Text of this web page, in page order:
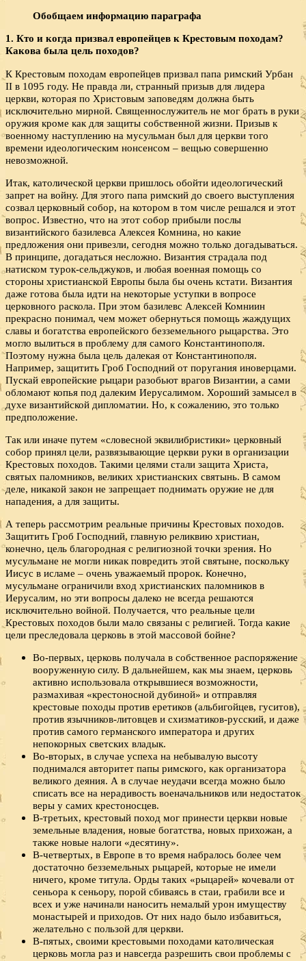
Обобщаем информацию параграфа
1. Кто и когда призвал европейцев к Крестовым походам?
Какова была цель походов?
К Крестовым походам европейцев призвал папа римский Урбан
II в 1095 году. Не правда ли, странный призыв для лидера
церкви, которая по Христовым заповедям должна быть
исключительно мирной. Священнослужитель не мог брать в руки
оружия кроме как для защиты собственной жизни. Призыв к
военному наступлению на мусульман был для церкви того
времени идеологическим нонсенсом – вещью совершенно
невозможной.
Итак, католической церкви пришлось обойти идеологический
запрет на войну. Для этого папа римский до своего выступления
созвал церковный собор, на котором в том числе решался и этот
вопрос. Известно, что на этот собор прибыли послы
византийского базилевса Алексея Комнина, но какие
предложения они привезли, сегодня можно только догадываться.
В принципе, догадаться несложно. Византия страдала под
натиском турок-сельджуков, и любая военная помощь со
стороны христианской Европы была бы очень кстати. Византия
даже готова была идти на некоторые уступки в вопросе
церковного раскола. При этом базилевс Алексей Комниин
прекрасно понимал, чем может обернуться помощь жаждущих
славы и богатства европейского безземельного рыцарства. Это
могло вылиться в проблему для самого Константинополя.
Поэтому нужна была цель далекая от Константинополя.
Например, защитить Гроб Господний от поругания иноверцами.
Пускай европейские рыцари разобьют врагов Византии, а сами
обломают копья под далеким Иерусалимом. Хороший замысел в
духе византийской дипломатии. Но, к сожалению, это только
предположение.
Так или иначе путем «словесной эквилибристики» церковный
собор принял цели, развязывающие церкви руки в организации
Крестовых походов. Такими целями стали защита Христа,
святых паломников, великих христианских святынь. В самом
деле, никакой закон не запрещает поднимать оружие не для
нападения, а для защиты.
А теперь рассмотрим реальные причины Крестовых походов.
Защитить Гроб Господний, главную реликвию христиан,
конечно, цель благородная с религиозной точки зрения. Но
мусульмане не могли никак повредить этой святыне, поскольку
Иисус в исламе – очень уважаемый пророк. Конечно,
мусульмане ограничили вход христианских паломников в
Иерусалим, но эти вопросы далеко не всегда решаются
исключительно войной. Получается, что реальные цели
Крестовых походов были мало связаны с религией. Тогда какие
цели преследовала церковь в этой массовой бойне?
Во-первых, церковь получала в собственное распоряжение
вооруженную силу. В дальнейшем, как мы знаем, церковь
активно использовала открывшиеся возможности,
размахивая «крестоносной дубиной» и отправляя
крестовые походы против еретиков (альбигойцев, гуситов),
против язычников-литовцев и схизматиков-русский, и даже
против самого германского императора и других
непокорных светских владык.
Во-вторых, в случае успеха на небывалую высоту
поднимался авторитет папы римского, как организатора
великого деяния. А в случае неудачи всегда можно было
списать все на нерадивость военачальников или недостаток
веры у самих крестоносцев.
В-третьих, крестовый поход мог принести церкви новые
земельные владения, новые богатства, новых прихожан, а
также новые налоги «десятину».
В-четвертых, в Европе в то время набралось более чем
достаточно безземельных рыцарей, которые не имели
ничего, кроме титула. Орды таких «рыцарей» кочевали от
сеньора к сеньору, порой сбиваясь в стаи, грабили все и
всех и уже начинали наносить немалый урон имуществу
монастырей и приходов. От них надо было избавиться,
желательно с пользой для церкви.
В-пятых, своими крестовыми походами католическая
церковь могла раз и навсегда разрешить свои проблемы с